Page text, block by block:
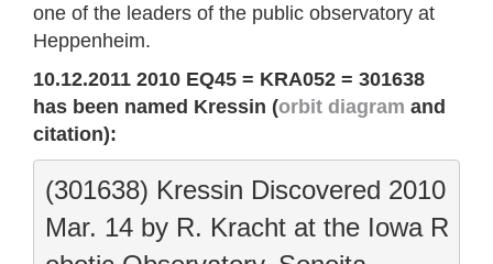
one of the leaders of the public observatory at
Heppenheim.
10.12.2011 2010 EQ45 = KRA052 = 301638
has been named Kressin (orbit diagram and
citation):
(301638) Kressin Discovered 2010
Mar. 14 by R. Kracht at the Iowa R